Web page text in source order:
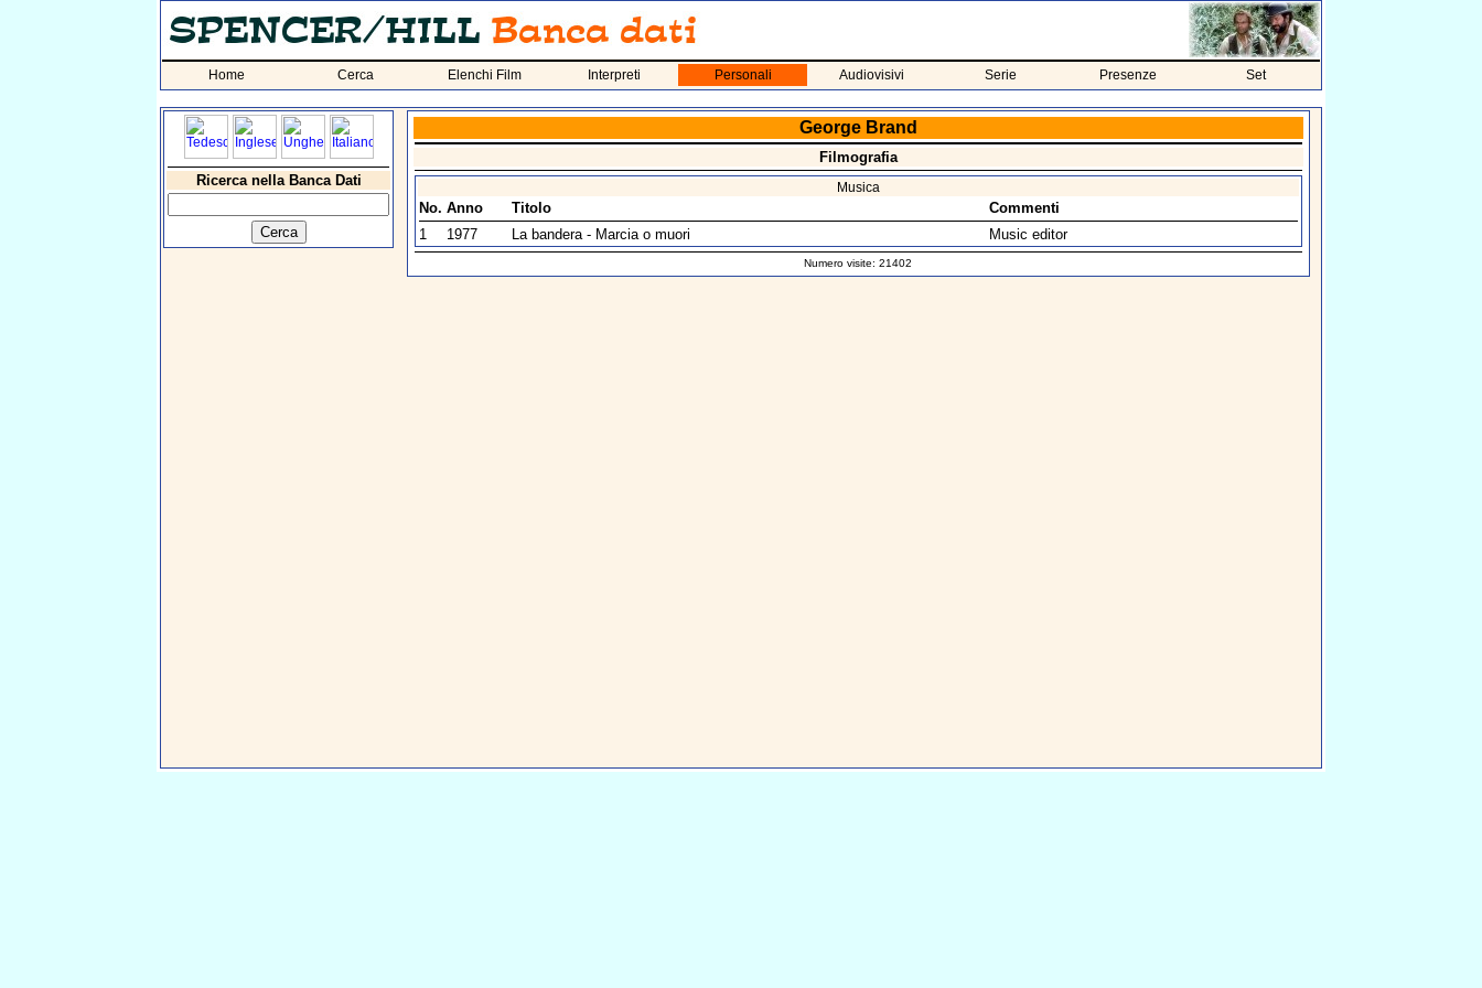
Home Cerca Elenchi Film Interpreti Personali Audiovisivi Serie Presenze Set
Ricerca nella Banca Dati
George Brand
Filmografia
Musica
No. Anno Titolo
Commenti
1
1977 La bandera - Marcia o muori Music editor
Numero visite: 21402